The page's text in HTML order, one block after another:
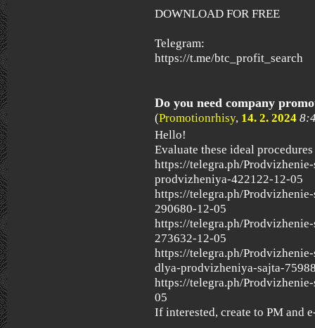
DOWNLOAD FOR FREE
Telegram:
https://t.me/btc_profit_search
Do you need company
(Promotionrhisy, 14. 2. 2024
Hello!
Evaluate these ideal
https://telegra.ph/
prodvizheniya-422122-12-05
https://telegra.ph/
290680-12-05
https://telegra.ph/
273632-12-05
https://telegra.ph/
dlya-prodvizheniya-sajta-
https://telegra.ph/
05
If interested, create to PM and